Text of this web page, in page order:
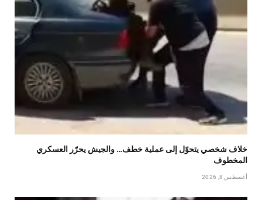
خلاف شخصي يتحوّل إلى عملية خطف… والجيش يحرّر العسكري
المخطوف
أغسطس 8, 2026